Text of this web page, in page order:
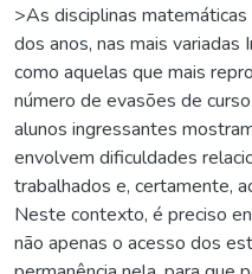
>As disciplinas
dos anos, nas mais variadas
como aquelas que mais
número de evasões de
alunos ingressantes
envolvem dificuldades
trabalhados e, certamente,
Neste contexto, é preciso
não apenas o acesso dos